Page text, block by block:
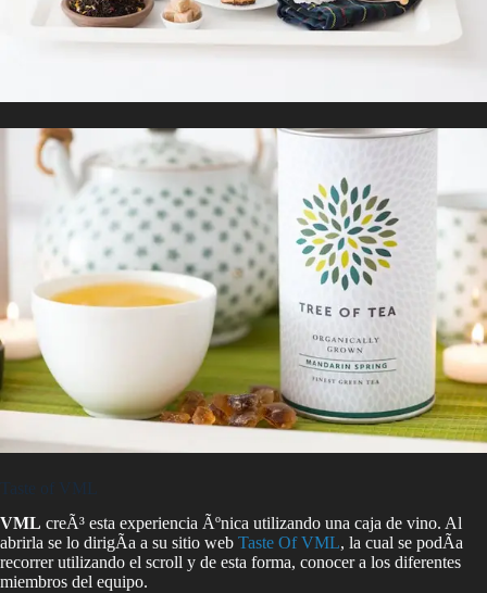
Taste of VML
VML creÃ³ esta experiencia Ãºnica utilizando una caja de vino. Al
abrirla se lo dirigÃ­a a su sitio web Taste Of VML, la cual se podÃ­a
recorrer utilizando el scroll y de esta forma, conocer a los diferentes
miembros del equipo.